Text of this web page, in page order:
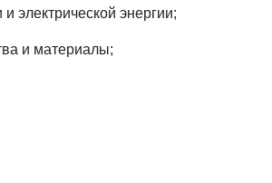
электрической энергии;
и материалы;